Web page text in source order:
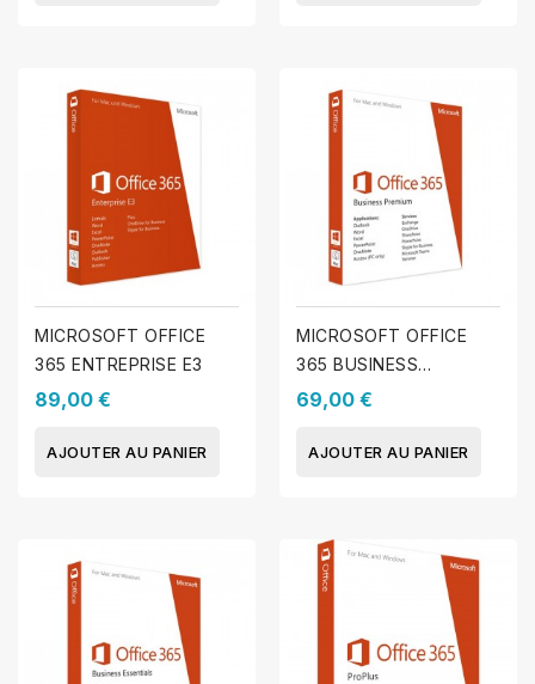
MICROSOFT OFFICE
365 ENTREPRISE E3
89,00 €
AJOUTER AU PANIER
MICROSOFT OFFICE
365 BUSINESS
PREMIUM
69,00 €
AJOUTER AU PANIER